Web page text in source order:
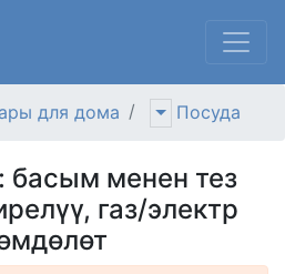
для дома Посуда
басым менен тез
газ/электр